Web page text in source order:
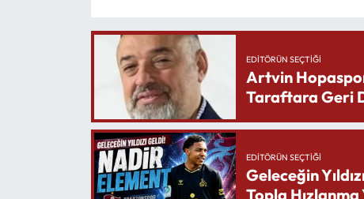
EDITÖRÜN SEÇTIĞI
Artvin
Taraftara Geri
EDITÖRÜN SEÇTIĞI
Geleceğin
Topla